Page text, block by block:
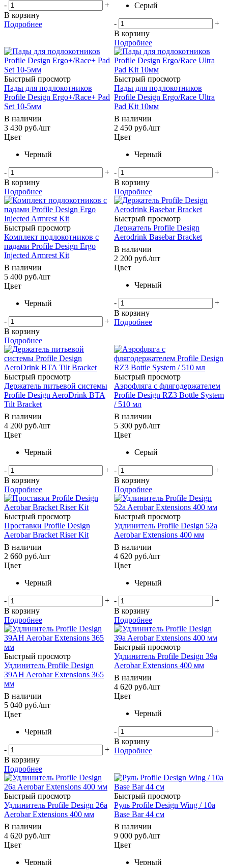
-
+
В корзину
Подробнее
Серый
-
+
В корзину
Подробнее
Быстрый просмотр
Пады для подлокотников
Profile Design Ergo+/Race+ Pad
Set 10-5мм
В наличии
3 430 руб./шт
Цвет
Черный
-
+
В корзину
Подробнее
Быстрый просмотр
Пады для подлокотников
Profile Design Ergo/Race Ultra
Pad Kit 10мм
В наличии
2 450 руб./шт
Цвет
Черный
-
+
В корзину
Подробнее
Быстрый просмотр
Комплект подлокотников с
падами Profile Design Ergo
Injected Armrest Kit
В наличии
5 400 руб./шт
Цвет
Черный
-
+
В корзину
Подробнее
Быстрый просмотр
Держатель Profile Design
Aerodrink Basebar Bracket
В наличии
2 200 руб./шт
Цвет
Черный
-
+
В корзину
Подробнее
Быстрый просмотр
Держатель питьевой системы
Profile Design AeroDrink BTA
Tilt Bracket
В наличии
4 200 руб./шт
Цвет
Черный
-
+
В корзину
Подробнее
Быстрый просмотр
Аэрофляга с флягодержателем
Profile Design RZ3 Bottle System
/ 510 мл
В наличии
5 300 руб./шт
Цвет
Серый
-
+
В корзину
Подробнее
Быстрый просмотр
Проставки Profile Design
Aerobar Bracket Riser Kit
В наличии
2 660 руб./шт
Цвет
Черный
-
+
В корзину
Подробнее
Быстрый просмотр
Удлинитель Profile Design 52a
Aerobar Extensions 400 мм
В наличии
4 620 руб./шт
Цвет
Черный
-
+
В корзину
Подробнее
Быстрый просмотр
Удлинитель Profile Design
39AH Aerobar Extensions 365
мм
В наличии
5 040 руб./шт
Цвет
Черный
-
+
В корзину
Подробнее
Быстрый просмотр
Удлинитель Profile Design 39a
Aerobar Extensions 400 мм
В наличии
4 620 руб./шт
Цвет
Черный
-
+
В корзину
Подробнее
Быстрый просмотр
Удлинитель Profile Design 26a
Aerobar Extensions 400 мм
В наличии
4 620 руб./шт
Цвет
Черный
Быстрый просмотр
Руль Profile Design Wing / 10a
Base Bar 44 см
В наличии
9 000 руб./шт
Цвет
Черный